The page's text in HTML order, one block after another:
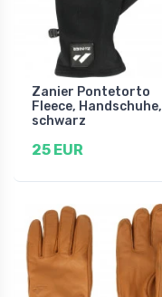
Zanier Pontetorto
Fleece, Handschuhe,
schwarz
25 EUR